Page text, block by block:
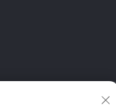
Resistant Technology